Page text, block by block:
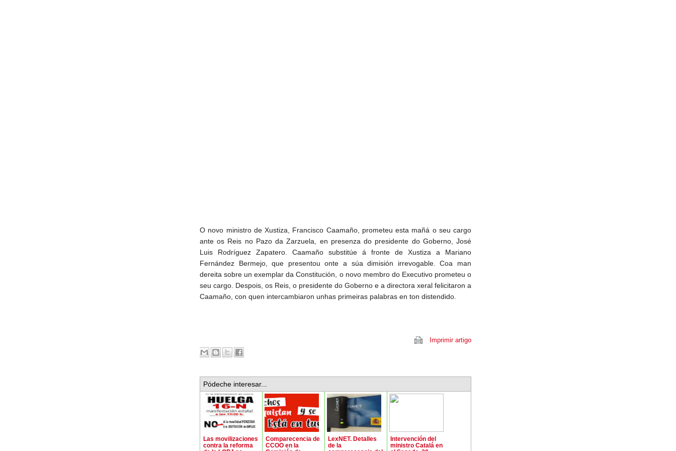
O novo ministro de Xustiza, Francisco Caamaño, prometeu esta mañá o seu cargo
ante os Reis no Pazo da Zarzuela, en presenza do presidente do Goberno, José
Luis Rodríguez Zapatero. Caamaño substitúe á fronte de Xustiza a Mariano
Fernández Bermejo, que presentou onte a súa dimisión irrevogable. Coa man
dereita sobre un exemplar da Constitución, o novo membro do Executivo prometeu o
seu cargo. Despois, os Reis, o presidente do Goberno e a directora xeral felicitaron a
Caamaño, con quen intercambiaron unhas primeiras palabras en ton distendido.
Imprimir artigo
Pódeche interesar...
Las movilizaciones
contra la reforma
Comparecencia de
CCOO en la
LexNET. Detalles
de la
Intervención del
ministro Catalá en